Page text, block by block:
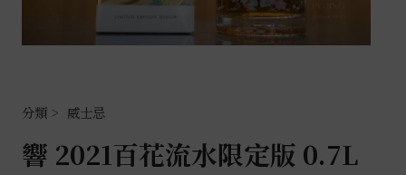
威士忌
響 2021百花流水限定版 0.7L